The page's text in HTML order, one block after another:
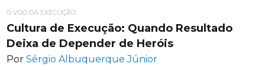
O VOO DA EXECUÇÃO
Cultura de Execução: Quando Resultado
Deixa de Depender de Heróis
Por Sérgio Albuquerque Júnior